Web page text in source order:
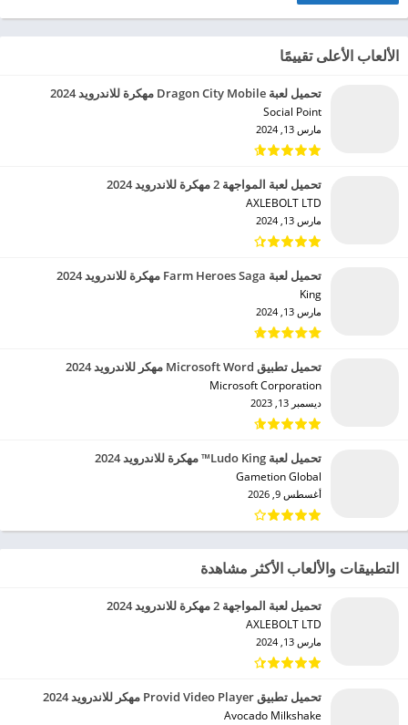
الألعاب الأعلى تقييمًا
تحميل لعبة Dragon City Mobile مهكرة للاندرويد 2024
Social Point‏
مارس 13, 2024
تحميل لعبة المواجهة 2 مهكرة للاندرويد 2024
AXLEBOLT LTD‏
مارس 13, 2024
تحميل لعبة Farm Heroes Saga مهكرة للاندرويد 2024
King‏
مارس 13, 2024
تحميل تطبيق Microsoft Word مهكر للاندرويد 2024
Microsoft Corporation‏
ديسمبر 13, 2023
تحميل لعبة Ludo King™ مهكرة للاندرويد 2024
Gametion Global‏
أغسطس 9, 2026
التطبيقات والألعاب الأكثر مشاهدة
تحميل لعبة المواجهة 2 مهكرة للاندرويد 2024
AXLEBOLT LTD‏
مارس 13, 2024
تحميل تطبيق Provid Video Player مهكر للاندرويد 2024
Avocado Milkshake‏